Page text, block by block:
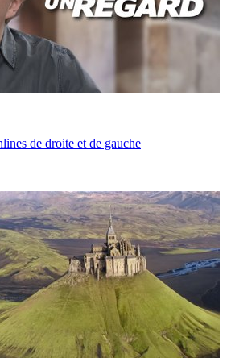
de droite et de gauche